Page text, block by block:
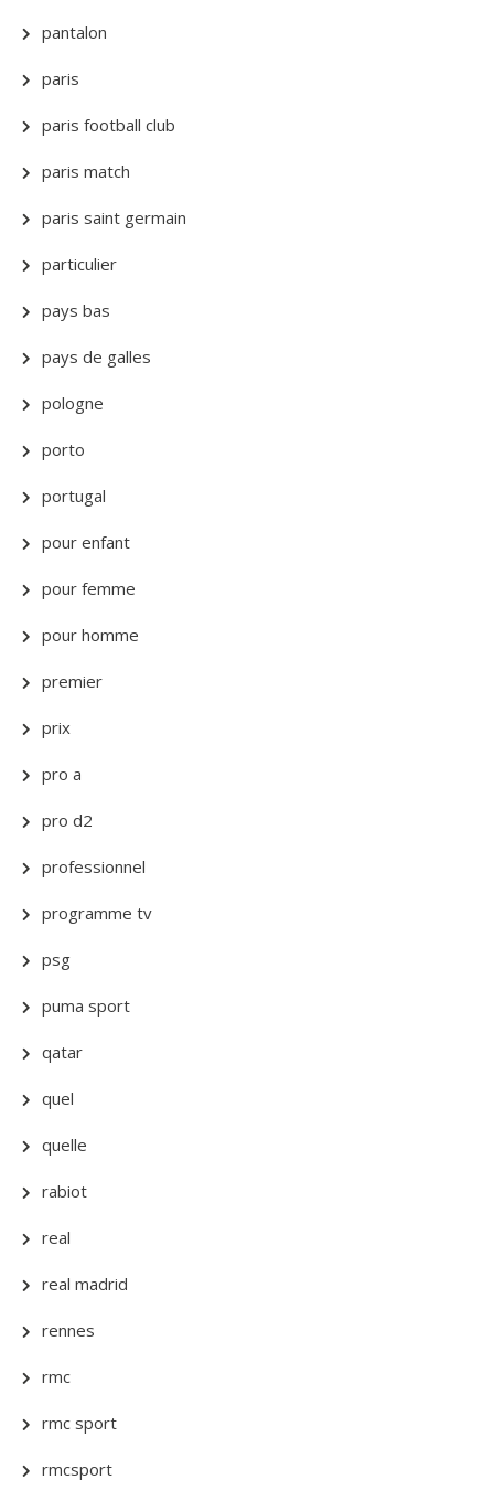
pantalon
paris
paris football club
paris match
paris saint germain
particulier
pays bas
pays de galles
pologne
porto
portugal
pour enfant
pour femme
pour homme
premier
prix
pro a
pro d2
professionnel
programme tv
psg
puma sport
qatar
quel
quelle
rabiot
real
real madrid
rennes
rmc
rmc sport
rmcsport